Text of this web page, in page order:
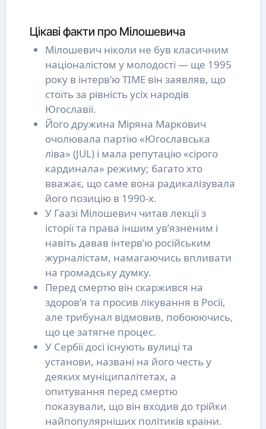
Цікаві факти про Мілошевича
Мілошевич ніколи не був класичним
націоналістом у молодості — ще 1995
року в інтерв’ю TIME він заявляв, що
стоїть за рівність усіх народів
Югославії.
Його дружина Міряна Маркович
очолювала партію «Югославська
ліва» (JUL) і мала репутацію «сірого
кардинала» режиму; багато хто
вважає, що саме вона радикалізувала
його позицію в 1990-х.
У Гаазі Мілошевич читав лекції з
історії та права іншим ув’язненим і
навіть давав інтерв’ю російським
журналістам, намагаючись впливати
на громадську думку.
Перед смертю він скаржився на
здоров’я та просив лікування в Росії,
але трибунал відмовив, побоюючись,
що це затягне процес.
У Сербії досі існують вулиці та
установи, названі на його честь у
деяких муніципалітетах, а
опитування перед смертю
показували, що він входив до трійки
найпопулярніших політиків країни.